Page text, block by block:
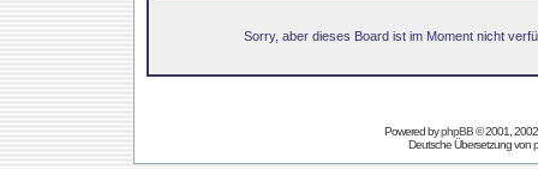
Sorry, aber dieses Board ist im Moment nicht
Powered byphpBB© 2001,
Deutsche Übersetzung von